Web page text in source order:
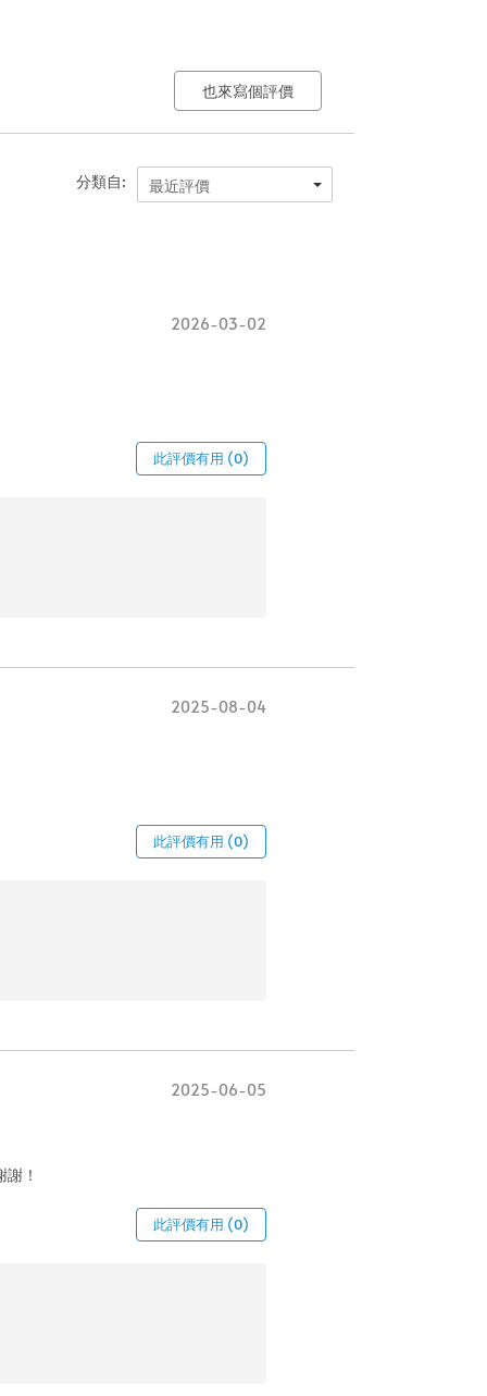
也來寫個評價
分類自: 最近評價
2026-03-02
此評價有用 (0)
2025-08-04
此評價有用 (0)
2025-06-05
！
此評價有用 (0)